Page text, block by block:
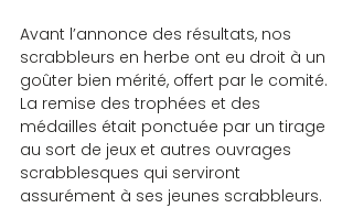
Avant l’annonce des résultats, nos
scrabbleurs en herbe ont eu droit à un
goûter bien mérité, offert par le comité.
La remise des trophées et des
médailles était ponctuée par un tirage
au sort de jeux et autres ouvrages
scrabblesques qui serviront
assurément à ses jeunes scrabbleurs.